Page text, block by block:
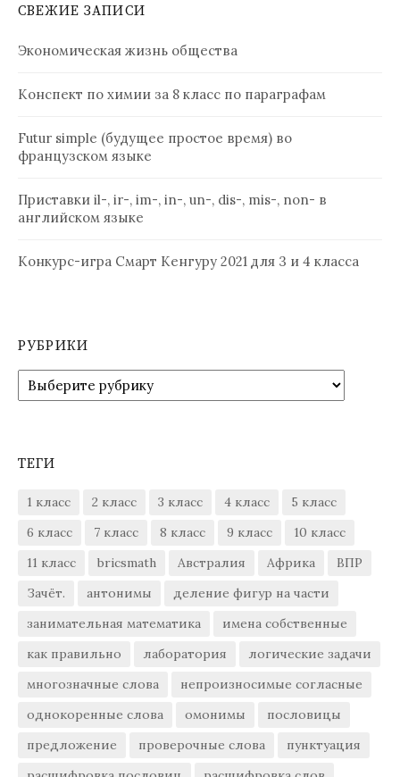
СВЕЖИЕ ЗАПИСИ
Экономическая жизнь общества
Конспект по химии за 8 класс по параграфам
Futur simple (будущее простое время) во
французском языке
Приставки il-, ir-, im-, in-, un-, dis-, mis-, non- в
английском языке
Конкурс-игра Смарт Кенгуру 2021 для 3 и 4 класса
РУБРИКИ
Рубрики
ТЕГИ
1 класс 2 класс 3 класс 4 класс
5 класс
6 класс
7 класс 8 класс 9 класс
10 класс
11 класс
bricsmath Австралия Африка
ВПР
Зачёт.
антонимы
деление фигур на части
занимательная математика
имена собственные
как правильно
лаборатория
логические задачи
многозначные слова
непроизносимые согласные
однокоренные слова
омонимы
пословицы
предложение
проверочные слова
пунктуация